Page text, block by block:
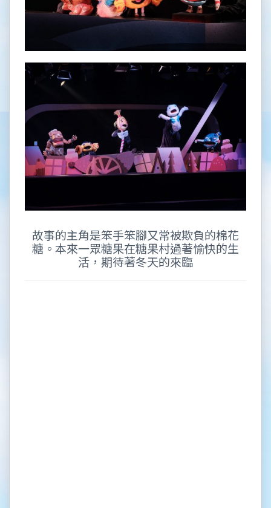
故事的主角是笨手笨腳又常被欺負的棉花
糖。本來一眾糖果在糖果村過著愉快的生
活，期待著冬天的來臨